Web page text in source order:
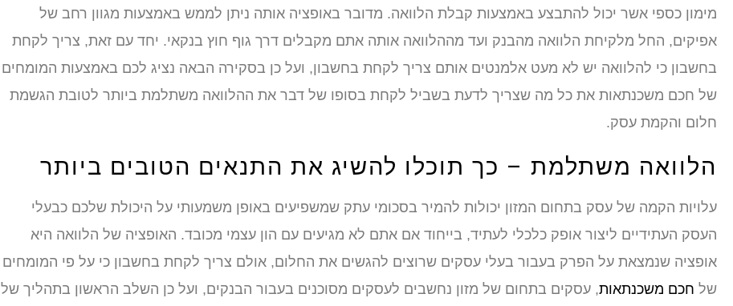
מימון כספי אשר יכול להתבצע באמצעות קבלת הלוואה. מדובר באופציה אותה ניתן לממש באמצעות מגוון רחב של
אפיקים, החל מלקיחת הלוואה מהבנק ועד מההלוואה אותה אתם מקבלים דרך גוף חוץ בנקאי. יחד עם זאת, צריך לקחת
בחשבון כי להלוואה יש לא מעט אלמנטים אותם צריך לקחת בחשבון, ועל כן בסקירה הבאה נציג לכם באמצעות המומחים
של חכם משכנתאות את כל מה שצריך לדעת בשביל לקחת בסופו של דבר את ההלוואה משתלמת ביותר לטובת הגשמת
חלום והקמת עסק.
הלוואה משתלמת – כך תוכלו להשיג את התנאים הטובים ביותר
עלויות הקמה של עסק בתחום המזון יכולות להמיר בסכומי עתק שמשפיעים באופן משמעותי על היכולת שלכם כבעלי
העסק העתידיים ליצור אופק כלכלי לעתיד, בייחוד אם אתם לא מגיעים עם הון עצמי מכובד. האופציה של הלוואה היא
אופציה שנמצאת על הפרק בעבור בעלי עסקים שרוצים להגשים את החלום, אולם צריך לקחת בחשבון כי על פי המומחים
של חכם משכנתאות, עסקים בתחום של מזון נחשבים לעסקים מסוכנים בעבור הבנקים, ועל כן השלב הראשון בתהליך של